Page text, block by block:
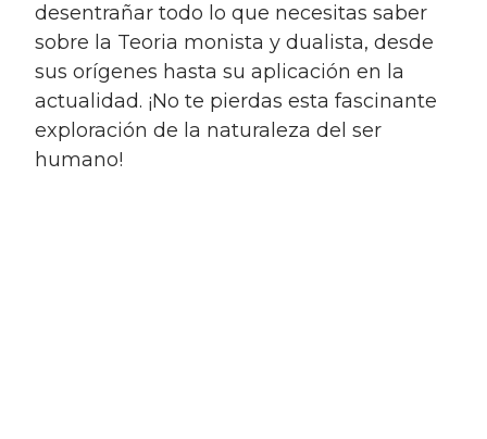
desentrañar todo lo que necesitas saber
sobre la Teoria monista y dualista, desde
sus orígenes hasta su aplicación en la
actualidad. ¡No te pierdas esta fascinante
exploración de la naturaleza del ser
humano!